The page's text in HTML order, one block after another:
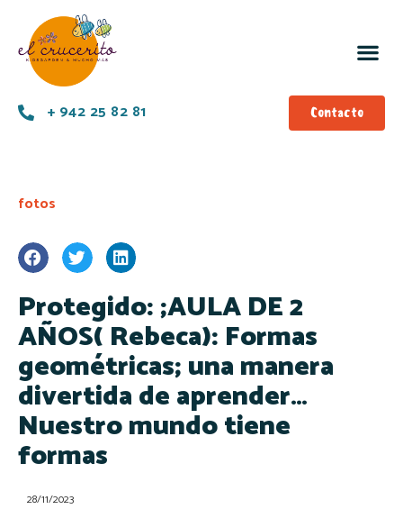
+ 942 25 82 81 Contacto
fotos
Protegido: ;AULA DE 2
AÑOS( Rebeca): Formas
geométricas; una manera
divertida de aprender…
Nuestro mundo tiene
formas
28/11/2023